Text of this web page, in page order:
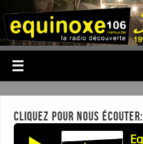
CLIQUEZ POUR NOUS ÉCOUTER: